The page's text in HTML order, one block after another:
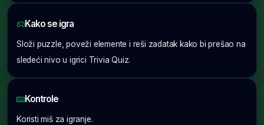
Kako se igra
Složi puzzle, poveži elemente i reši zadatak kako bi prešao na
sledeći nivo u igrici Trivia Quiz.
Kontrole
Koristi miš za igranje.